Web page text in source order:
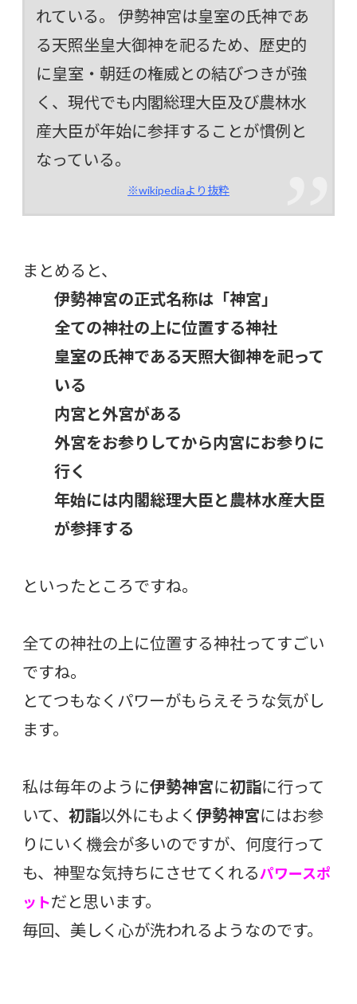
れている。 伊勢神宮は皇室の氏神であ
る天照坐皇大御神を祀るため、歴史的
に皇室・朝廷の権威との結びつきが強
く、現代でも内閣総理大臣及び農林水
産大臣が年始に参拝することが慣例と
なっている。
※wikipediaより抜粋
まとめると、
伊勢神宮の正式名称は「神宮」
全ての神社の上に位置する神社
皇室の氏神である天照大御神を祀って
いる
内宮と外宮がある
外宮をお参りしてから内宮にお参りに
行く
年始には内閣総理大臣と農林水産大臣
が参拝する
といったところですね。
全ての神社の上に位置する神社ってすごい
ですね。
とてつもなくパワーがもらえそうな気がし
ます。
私は毎年のように伊勢神宮に初詣に行って
いて、 初詣以外にもよく 伊勢神宮にはお参
りにいく機会が多いのですが、何度行って
も、神聖な気持ちにさせてくれるパワースポ
ットだと思います。
毎回、美しく心が洗われるようなのです。